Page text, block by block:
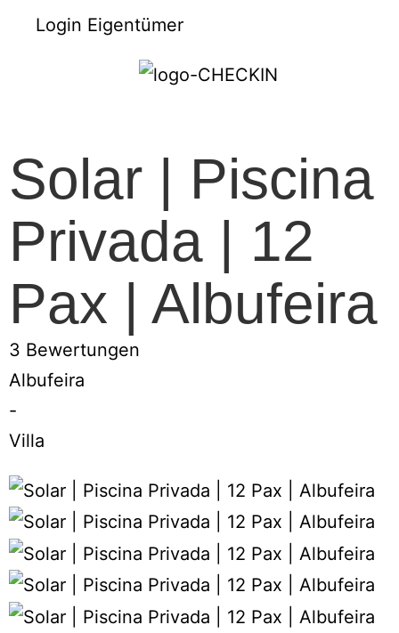
Login Eigentümer
Solar | Piscina
Privada | 12
Pax | Albufeira
3 Bewertungen
Albufeira
-
Villa